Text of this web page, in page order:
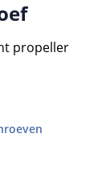
propeller